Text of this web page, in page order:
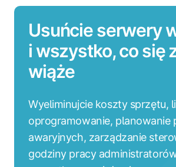
Usuńcie serwery
i wszystko, co się
wiąże
Wyeliminujcie koszty sprzętu,
oprogramowanie, planowanie
awaryjnych, zarządzanie
godziny pracy